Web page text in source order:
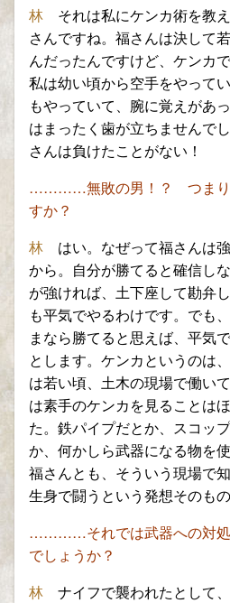
林 それは私にケンカ術を教
さんですね。福さんは決して
んだったんですけど、ケンカ
私は幼い頃から空手をやって
もやっていて、 腕に覚えがあ
はまったく歯が立ちませんでし
さんは負けたことがない！
…………無敗の男！？ つまり
すか？
林 はい。なぜって福さんは
から。自分が勝てると確信し
が強ければ、土下座して勘弁
も平気でやるわけです。 でも
まなら勝てると思えば、平気
とし ます。 ケンカというのは
は若い頃、土木の現場で働い
は素手のケンカを見ることは
た。鉄パイプだとか、スコッ
か、何かしら武器になる物を使
福さんとも、そういう現場で知
生身で闘うという発想そのも
…………それでは武器への対処
でしょうか？
林 ナイフで襲われたとして、